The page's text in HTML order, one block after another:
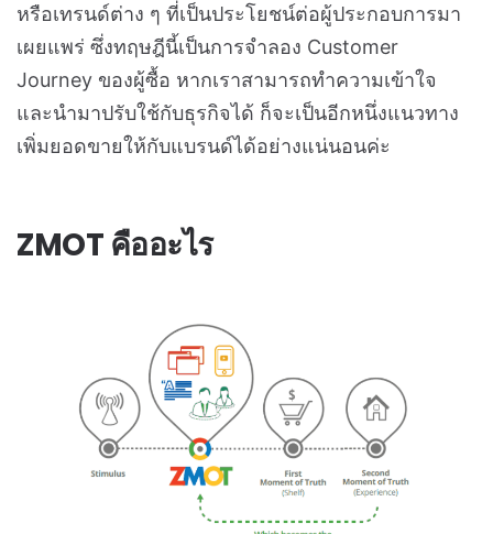
หรือเทรนด์ต่าง ๆ ที่เป็นประโยชน์ต่อผู้ประกอบการมา
เผยแพร่ ซึ่งทฤษฎีนี้เป็นการจำลอง Customer
Journey ของผู้ซื้อ หากเราสามารถทำความเข้าใจ
และนำมาปรับใช้กับธุรกิจได้ ก็จะเป็นอีกหนึ่งแนวทาง
เพิ่มยอดขายให้กับแบรนด์ได้อย่างแน่นอนค่ะ
ZMOT คืออะไร